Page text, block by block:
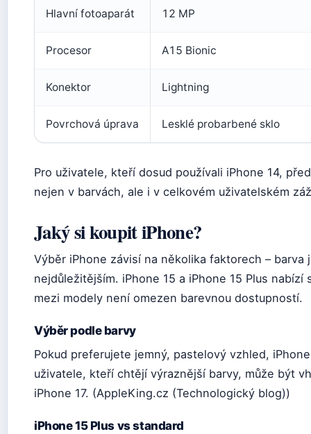
Hlavní fotoaparát 12 MP
Procesor A15 Bionic
Konektor Lightning
Povrchová úprava Lesklé probarbené sklo
Pro uživatele, kteří dosud používali iPhone 14,
nejen v barvách, ale i v celkovém uživatelském
Jaký si koupit iPhone?
Výběr iPhone závisí na několika faktorech –
nejdůležitějším. iPhone 15 a iPhone 15 Plus
mezi modely není omezen barevnou dostupností.
Výběr podle barvy
Pokud preferujete jemný, pastelový vzhled,
uživatele, kteří chtějí výraznější barvy, může být
iPhone 17. (AppleKing.cz (Technologický blog))
iPhone 15 Plus vs standard